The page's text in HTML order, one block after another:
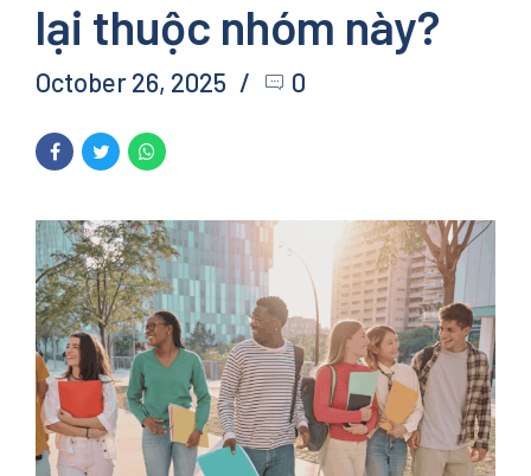
lại thuộc nhóm này?
October 26, 2025 0